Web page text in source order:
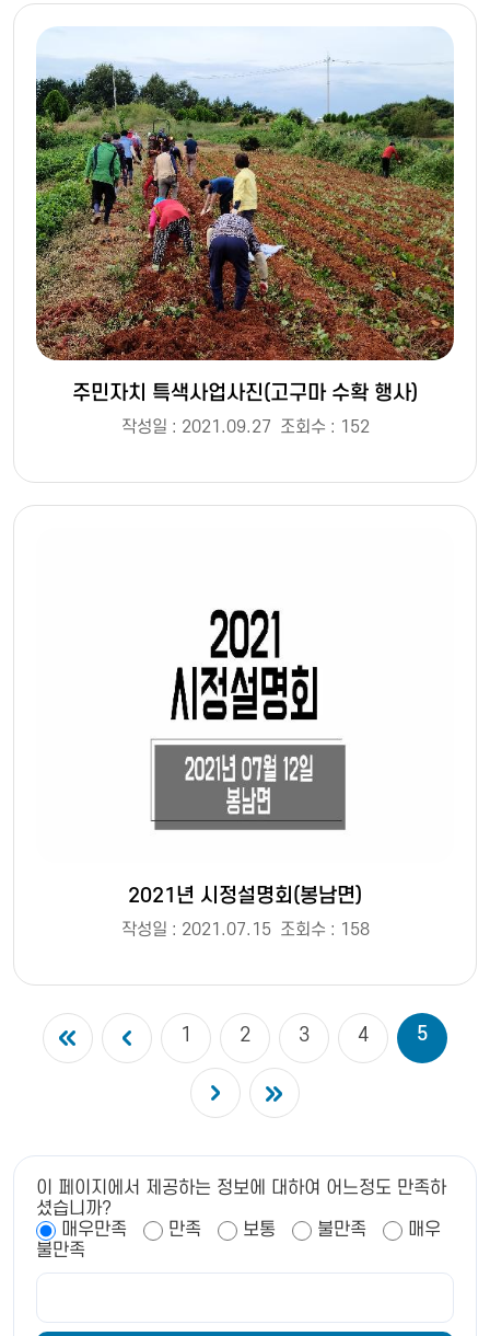
주민자치 특색사업사진(고구마 수확 행사)
작성일 : 2021.09.27 조회수 : 152
2021년 시정설명회(봉남면)
작성일 : 2021.07.15 조회수 : 158
1 2 3 4 5
이 페이지에서 제공하는 정보에 대하여 어느정도 만족하
셨습니까?
매우만족
만족 보통 불만족
매우
불만족